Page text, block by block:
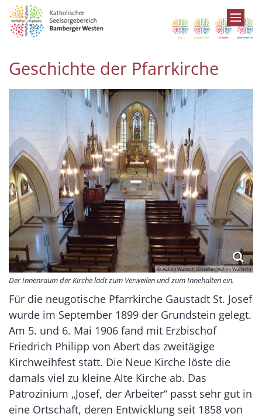
Zum Inhalt springen
Geschichte der Pfarrkirche
© Achim Wunsch (Ersteller: Achim Wunsch)
Der Innenraum der Kirche lädt zum Verweilen und zum Innehalten ein.
Für die neugotische Pfarrkirche Gaustadt St. Josef
wurde im September 1899 der Grundstein gelegt.
Am 5. und 6. Mai 1906 fand mit Erzbischof
Friedrich Philipp von Abert das zweitägige
Kirchweihfest statt. Die Neue Kirche löste die
damals viel zu kleine Alte Kirche ab. Das
Patrozinium „Josef, der Arbeiter“ passt sehr gut in
eine Ortschaft, deren Entwicklung seit 1858 von